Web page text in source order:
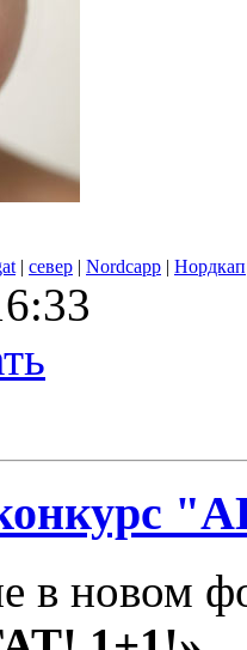
| север | Nordcapp | Нордкап
в новом